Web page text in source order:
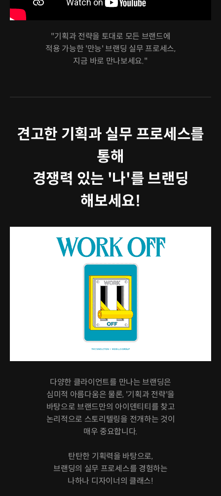
"기획과 전략을 토대로 모든 브랜드에
적용 가능한 '만능' 브랜딩 실무 프로세스,
지금 바로 만나보세요."
견고한 기획과 실무 프로세스를
통해
경쟁력 있는 '나'를 브랜딩
해보세요!
다양한 클라이언트를 만나는 브랜딩은
심미적 아름다움은 물론, '기획과 전략'을
바탕으로 브랜드만의 아이덴티티를 찾고
논리적으로 스토리텔링을 전개하는 것이
매우 중요합니다.
탄탄한 기획력을 바탕으로,
브랜딩의 실무 프로세스를 경험하는
나하나 디자이너의 클래스!